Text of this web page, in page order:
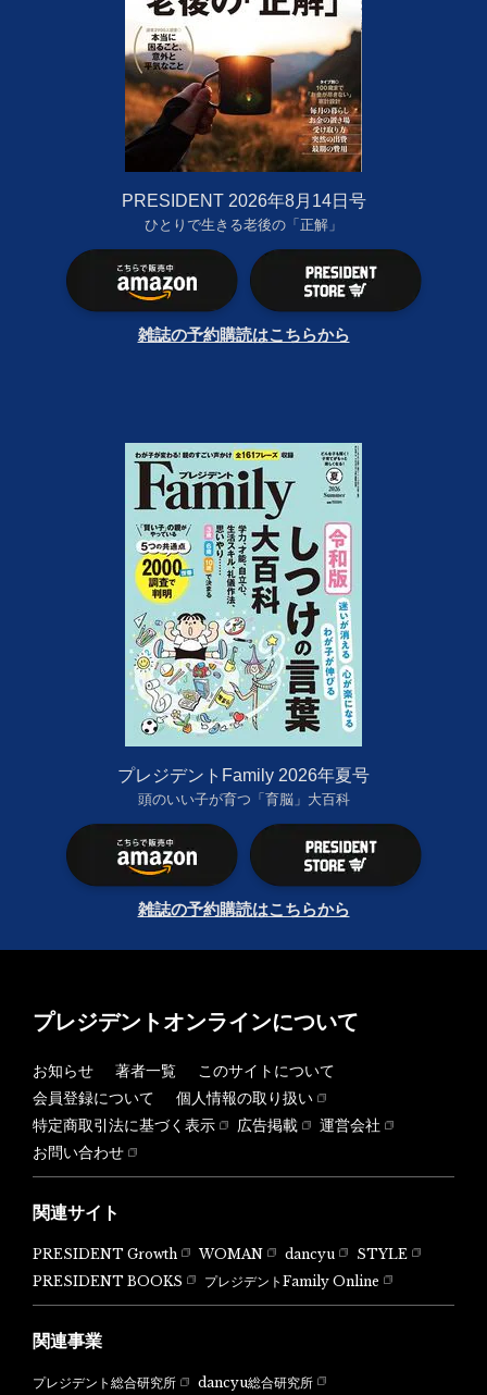
PRESIDENT 2026年8月14日号
ひとりで生きる老後の「正解」
雑誌の予約購読はこちらから
プレジデントFamily 2026年夏号
頭のいい子が育つ「育脳」大百科
雑誌の予約購読はこちらから
プレジデントオンラインについて
お知らせ 著者一覧
このサイトについて
会員登録について
個人情報の取り扱い
特定商取引法に基づく表示
広告掲載
運営会社
お問い合わせ
関連サイト
PRESIDENT Growth WOMAN dancyu
STYLE
PRESIDENT BOOKS
プレジデントFamily Online
関連事業
プレジデント総合研究所 dancyu総合研究所